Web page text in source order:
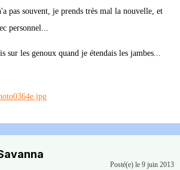
pas souvent, je prends très mal la nouvelle, et
personnel...
sur les genoux quand je étendais les jambes...
Posté(e) le 9 juin 2013